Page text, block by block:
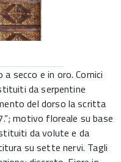
secco e in oro. Cornici
da serpentine
del dorso la scritta
motivo floreale su base
da volute e da
su sette nervi. Tagli